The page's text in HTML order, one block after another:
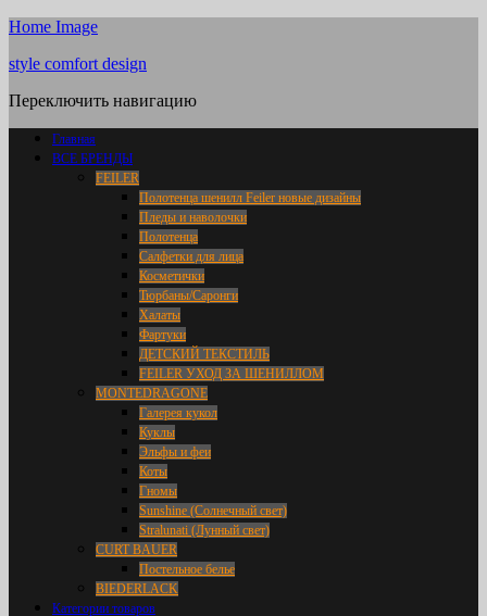
Home Image
style comfort design
Переключить навигацию
Главная
ВСЕ БРЕНДЫ
FEILER
Полотенца шенилл Feiler новые дизайны
Пледы и наволочки
Полотенца
Салфетки для лица
Косметички
Тюрбаны/Саронги
Халаты
Фартуки
ДЕТСКИЙ ТЕКСТИЛЬ
FEILER УХОД ЗА ШЕНИЛЛОМ
MONTEDRAGONE
Галерея кукол
Куклы
Эльфы и феи
Коты
Гномы
Sunshine (Солнечный свет)
Stralunati (Лунный свет)
CURT BAUER
Постельное белье
BIEDERLACK
Категории товаров